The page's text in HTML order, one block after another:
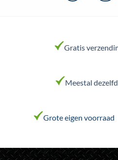
worden
productpagina
Gratis
Meestal
Grote eigen voorraad